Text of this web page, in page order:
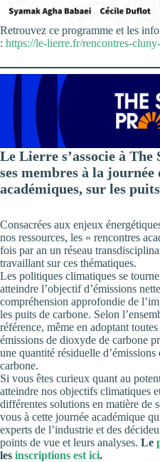
Retrouvez ce programme et les
: https://le-lierre.fr/rencontres-
Le Lierre s’associe à
ses membres à la journée
académiques, sur les
​​Consacrées aux enjeux
nos ressources, les « rencontres
fois par an un réseau
travaillant sur ces thématiques.
Les politiques climatiques se
atteindre l’objectif d’émissions
compréhension approfondie de
les puits de carbone. Selon
référence, même en adoptant
émissions de dioxyde de carbone
une quantité résiduelle
carbone.
Si vous êtes curieux quant au
atteindre nos objectifs climatiques
différentes solutions en matière de
vous à cette journée académique
experts de l’industrie et des
points de vue et leurs analyses. Le
les inscriptions est ici.